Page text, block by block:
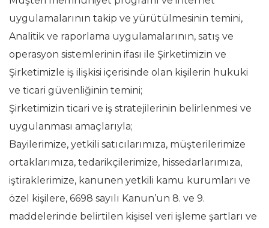
uygulamalarının takip ve yürütülmesinin temini,
Analitik ve raporlama uygulamalarının, satış ve
operasyon sistemlerinin ifası ile Şirketimizin ve
Şirketimizle iş ilişkisi içerisinde olan kişilerin hukuki
ve ticari güvenliğinin temini;
Şirketimizin ticari ve iş stratejilerinin belirlenmesi ve
uygulanması amaçlarıyla;
Bayilerimize, yetkili satıcılarımıza, müşterilerimize
ortaklarımıza, tedarikçilerimize, hissedarlarımıza,
iştiraklerimize, kanunen yetkili kamu kurumları ve
özel kişilere, 6698 sayılı Kanun’un 8. ve 9.
maddelerinde belirtilen kişisel veri işleme şartları ve